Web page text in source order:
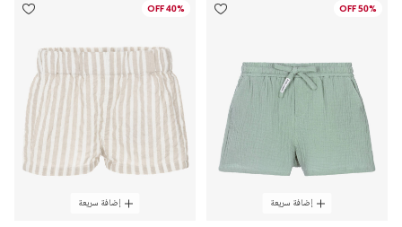
50% OFF
إضافة سريعة
40% OFF
إضافة سريعة